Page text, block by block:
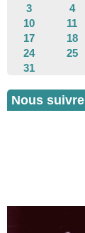
3
4
10
11
17
18
24
25
31
Nous suivre